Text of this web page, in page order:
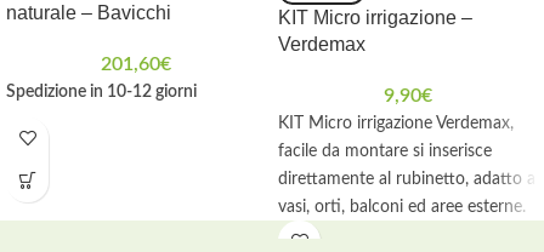
naturale – Bavicchi
201,60€
Spedizione in 10-12 giorni
KIT Micro irrigazione –
Verdemax
9,90€
KIT Micro irrigazione Verdemax,
facile da montare si inserisce
direttamente al rubinetto, adatto a
vasi, orti, balconi ed aree esterne.